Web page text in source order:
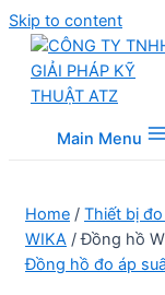
Skip to content
Main Menu
Home / Thiết bị
WIKA / Đồng hồ
Đồng hồ đo áp